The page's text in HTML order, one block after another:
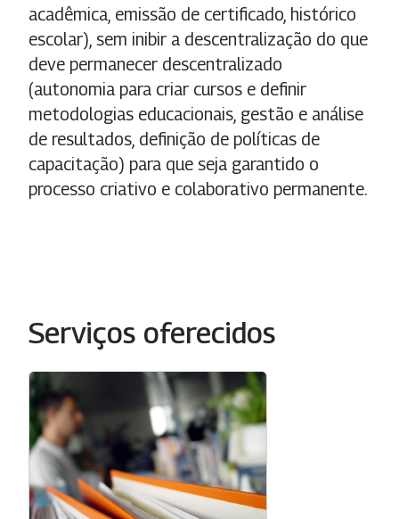
acadêmica, emissão de certificado, histórico
escolar), sem inibir a descentralização do que
deve permanecer descentralizado
(autonomia para criar cursos e definir
metodologias educacionais, gestão e análise
de resultados, definição de políticas de
capacitação) para que seja garantido o
processo criativo e colaborativo permanente.
Serviços oferecidos